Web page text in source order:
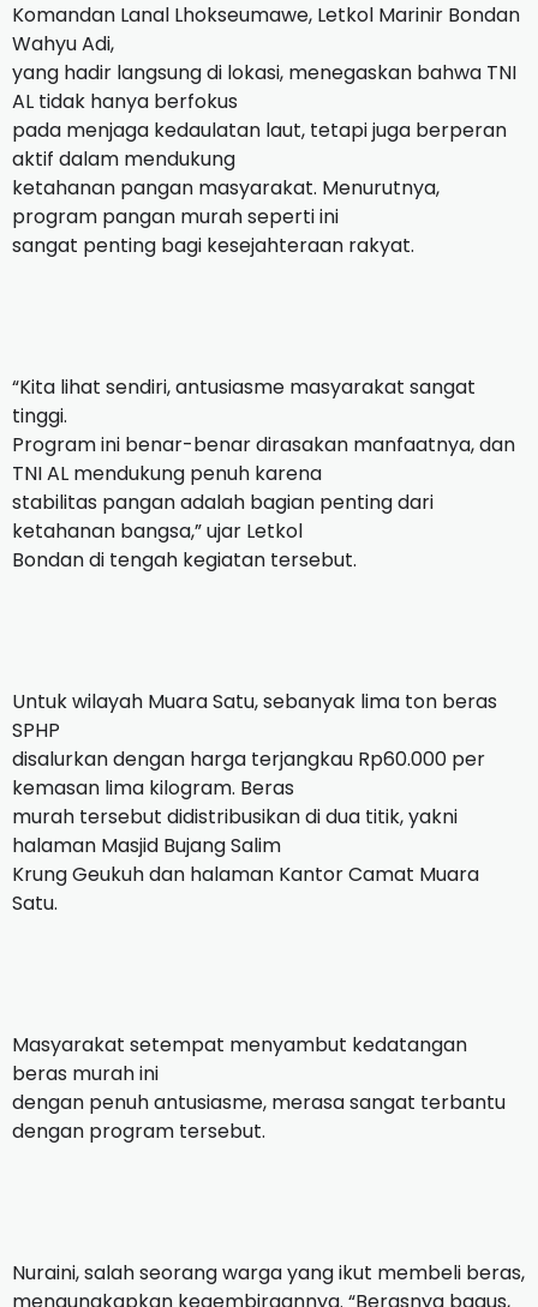
Komandan Lanal Lhokseumawe, Letkol Marinir Bondan
Wahyu Adi,
yang hadir langsung di lokasi, menegaskan bahwa TNI
AL tidak hanya berfokus
pada menjaga kedaulatan laut, tetapi juga berperan
aktif dalam mendukung
ketahanan pangan masyarakat. Menurutnya,
program pangan murah seperti ini
sangat penting bagi kesejahteraan rakyat.
“Kita lihat sendiri, antusiasme masyarakat sangat
tinggi.
Program ini benar-benar dirasakan manfaatnya, dan
TNI AL mendukung penuh karena
stabilitas pangan adalah bagian penting dari
ketahanan bangsa,” ujar Letkol
Bondan di tengah kegiatan tersebut.
Untuk wilayah Muara Satu, sebanyak lima ton beras
SPHP
disalurkan dengan harga terjangkau Rp60.000 per
kemasan lima kilogram. Beras
murah tersebut didistribusikan di dua titik, yakni
halaman Masjid Bujang Salim
Krung Geukuh dan halaman Kantor Camat Muara
Satu.
Masyarakat setempat menyambut kedatangan
beras murah ini
dengan penuh antusiasme, merasa sangat terbantu
dengan program tersebut.
Nuraini, salah seorang warga yang ikut membeli beras,